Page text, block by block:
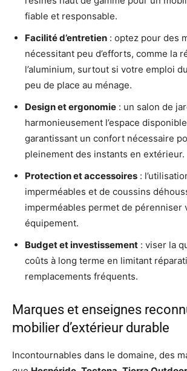
fiable et responsable.
Facilité d’entretien : optez pour des
nécessitant peu d’efforts, comme la
l’aluminium, surtout si votre emploi
peu de place au ménage.
Design et ergonomie : un salon de
harmonieusement l’espace
garantissant un confort nécessaire
pleinement des instants en extérieur.
Protection et accessoires :
imperméables et de coussins
imperméables permet de pérenniser
équipement.
Budget et investissement : viser la
coûts à long terme en limitant
remplacements fréquents.
Marques et enseignes
mobilier d’extérieur durable
Incontournables dans le domaine, des